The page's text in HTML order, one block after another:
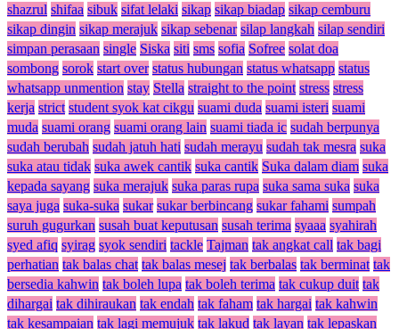
shazrul shifaa sibuk sifat lelaki sikap sikap biadap sikap cemburu
sikap dingin sikap merajuk sikap sebenar silap langkah silap sendiri
simpan perasaan single Siska siti sms sofia Sofree solat doa
sombong sorok start over status hubungan status whatsapp status
whatsapp unmention stay Stella straight to the point stress stress
kerja strict student syok kat cikgu suami duda suami isteri suami
muda suami orang suami orang lain suami tiada ic sudah berpunya
sudah berubah sudah jatuh hati sudah merayu sudah tak mesra suka
suka atau tidak suka awek cantik suka cantik Suka dalam diam suka
kepada sayang suka merajuk suka paras rupa suka sama suka suka
saya juga suka-suka sukar sukar berbincang sukar fahami sumpah
suruh gugurkan susah buat keputusan susah terima syaaa syahirah
syed afiq syirag syok sendiri tackle Tajman tak angkat call tak bagi
perhatian tak balas chat tak balas mesej tak berbalas tak berminat tak
bersedia kahwin tak boleh lupa tak boleh terima tak cukup duit tak
dihargai tak dihiraukan tak endah tak faham tak hargai tak kahwin
tak kesampaian tak lagi memujuk tak lakud tak layan tak lepaskan